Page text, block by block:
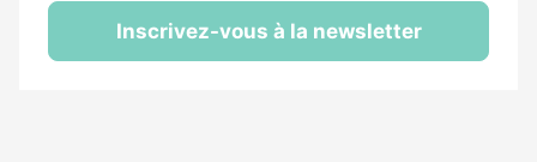
Inscrivez-vous à la newsletter